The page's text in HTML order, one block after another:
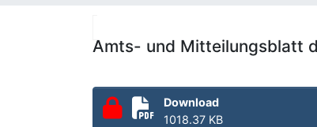
Amts- und Mitteilungsblatt
Download
1018.37 KB